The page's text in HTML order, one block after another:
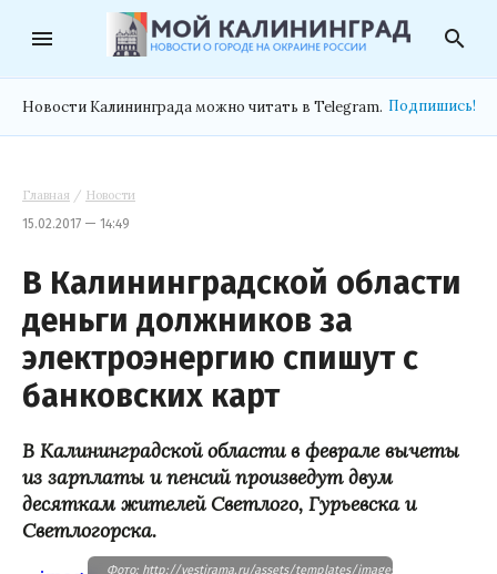
menu search
Новости Калининграда можно читать в Telegram. Подпишись!
Главная / Новости
15.02.2017 — 14:49
В Калининградской области
деньги должников за
электроэнергию спишут с
банковских карт
В Калининградской области в феврале вычеты
из зарплаты и пенсий произведут двум
десяткам жителей Светлого, Гурьевска и
Светлогорска.
Фото: http://vestirama.ru/assets/templates/images/photo/